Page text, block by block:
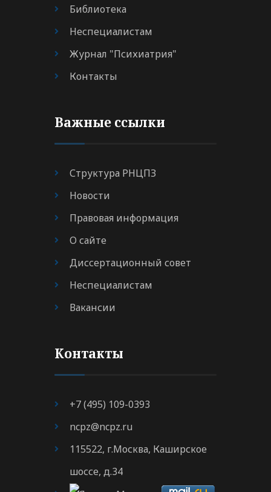
Библиотека
Неспециалистам
Журнал "Психиатрия"
Контакты
Важные ссылки
Структура РНЦПЗ
Новости
Правовая информация
О сайте
Диссертационный совет
Неспециалистам
Вакансии
Контакты
+7 (495) 109-0393
ncpz@ncpz.ru
115522, г.Москва, Каширское
шоссе, д.34